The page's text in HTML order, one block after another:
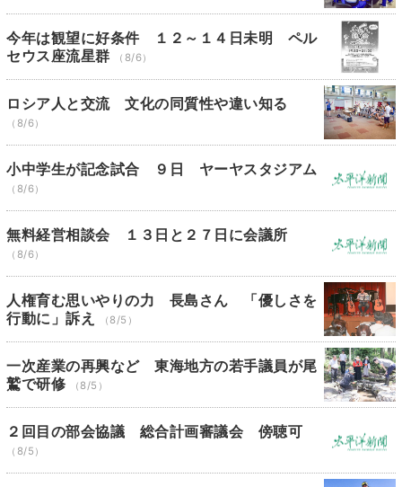
今年は観望に好条件 １２～１４日未明 ペル
セウス座流星群
（8/6）
ロシア人と交流 文化の同質性や違い知る
（8/6）
小中学生が記念試合 ９日 ヤーヤスタジアム
（8/6）
無料経営相談会 １３日と２７日に会議所
（8/6）
人権育む思いやりの力 長島さん 「優しさを
行動に」訴え
（8/5）
一次産業の再興など 東海地方の若手議員が尾
鷲で研修
（8/5）
２回目の部会協議 総合計画審議会 傍聴可
（8/5）